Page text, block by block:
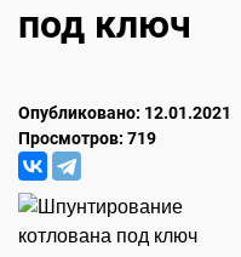
под ключ
Опубликовано: 12.01.2021
Просмотров: 719